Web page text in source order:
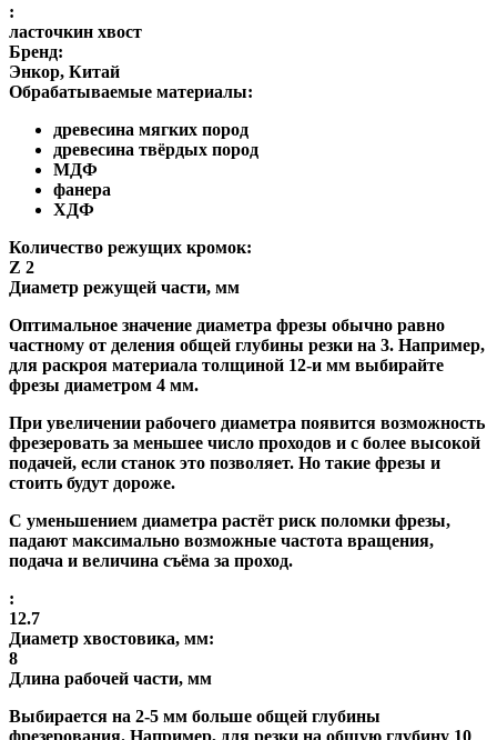
:
ласточкин хвост
Бренд:
Энкор, Китай
Обрабатываемые материалы:
древесина мягких пород
древесина твёрдых пород
МДФ
фанера
ХДФ
Количество режущих кромок:
Z 2
Диаметр режущей части, мм
Оптимальное значение диаметра фрезы обычно равно
частному от деления общей глубины резки на 3. Например,
для раскроя материала толщиной 12-и мм выбирайте
фрезы диаметром 4 мм.
При увеличении рабочего диаметра появится возможность
фрезеровать за меньшее число проходов и с более высокой
подачей, если станок это позволяет. Но такие фрезы и
стоить будут дороже.
С уменьшением диаметра растёт риск поломки фрезы,
падают максимально возможные частота вращения,
подача и величина съёма за проход.
:
12.7
Диаметр хвостовика, мм:
8
Длина рабочей части, мм
Выбирается на 2-5 мм больше общей глубины
фрезерования. Например, для резки на общую глубину 10